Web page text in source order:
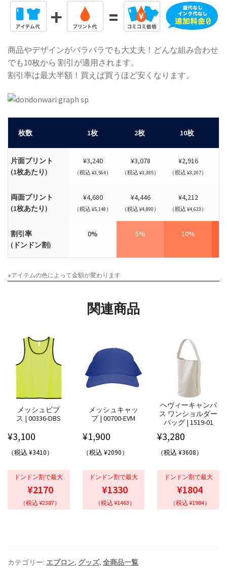
商品やデザインがバラバラでも大丈夫！どんな組み合わせ
でも10枚から 割引が適用されます。
割引率は最大半額！買えば買うほど安くなります。
枚数 1枚 2枚 10枚
片面プリント
(1枚あたり)
¥3,240
（税込 ¥3,564）
¥3,078
（税込 ¥3,385）
¥2,916
（税込 ¥3,207）
両面プリント
(1枚あたり)
¥4,680
（税込 ¥5,148）
¥4,446
（税込 ¥4,890）
¥4,212
（税込 ¥4,633）
割引率
(ドンドン割)
0% 5% 10%
※アイテムの色によって金額が変わります
関連商品
メッシュビブ
ス | 00336-DBS
¥3,100
（税込 ¥3410）
ドンドン割で最大
¥2170
（税込 ¥2387）
メッシュキャッ
プ | 00700-EVM
¥1,900
（税込 ¥2090）
ドンドン割で最大
¥1330
（税込 ¥1463）
ヘヴィーキャンバ
ス ワンショルダー
バッグ | 1519-01
¥3,280
（税込 ¥3608）
ドンドン割で最大
¥1804
（税込 ¥1984）
カテゴリー: エプロン, グッズ, 全商品一覧